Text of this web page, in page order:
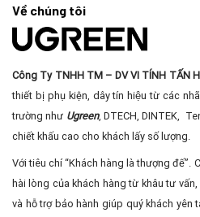
Về chúng tôi
Công Ty TNHH TM – DV VI TÍNH TẤN
thiết bị phụ kiện, dây tín hiệu từ các
trường như Ugreen, DTECH, DINTEK,
chiết khấu cao cho khách lấy số lượng.
Với tiêu chí “Khách hàng là thượng đế”.
hài lòng của khách hàng từ khâu tư
và hỗ trợ bảo hành giúp quý khách